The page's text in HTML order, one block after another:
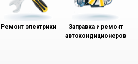
Ремонт электрики
Заправка и ремонт
автокондиционеров